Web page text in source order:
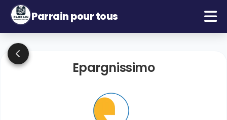
Parrain pour tous
Epargnissimo